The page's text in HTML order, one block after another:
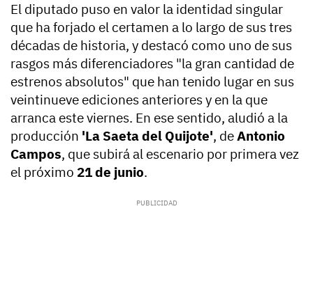
El diputado puso en valor la identidad singular
que ha forjado el certamen a lo largo de sus tres
décadas de historia, y destacó como uno de sus
rasgos más diferenciadores "la gran cantidad de
estrenos absolutos" que han tenido lugar en sus
veintinueve ediciones anteriores y en la que
arranca este viernes. En ese sentido, aludió a la
producción 'La Saeta del Quijote', deAntonio
Campos, que subirá al escenario por primera vez
el próximo 21 de junio.